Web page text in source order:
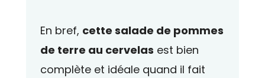
En bref, cette salade de pommes
de terre au cervelas est bien
complète et idéale quand il fait